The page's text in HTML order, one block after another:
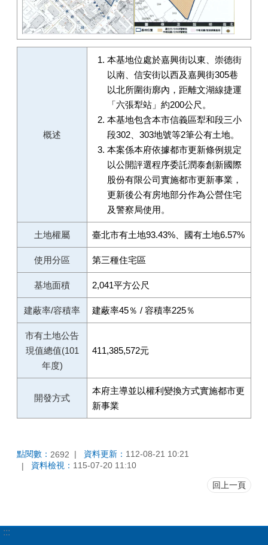
概述
本基地位處於嘉興街以東、崇德街
以南、信安街以西及嘉興街305巷
以北所圍街廓內，距離文湖線捷運
「六張犁站」約200公尺。
本基地包含本市信義區犁和段三小
段302、303地號等2筆公有土地。
本案係本府依據都市更新條例規定
以公開評選程序委託潤泰創新國際
股份有限公司實施都市更新事業，
更新後公有房地部分作為公營住宅
及警察局使用。
土地權屬 臺北市有土地93.43%、國有土地6.57%
使用分區 第三種住宅區
基地面積 2,041平方公尺
建蔽率/容積率 建蔽率45％ / 容積率225％
市有土地公告
現值總值(101
年度)
411,385,572元
開發方式
本府主導並以權利變換方式實施都市更
新事業
點閱數： 2692 資料更新： 112-08-21 10:21
資料檢視： 115-07-20 11:10
回上一頁
:::